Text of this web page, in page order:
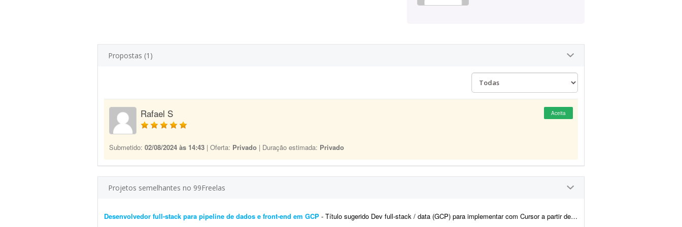
Propostas (1)
Rafael S Aceita
Submetido: 02/08/2024 às 14:43 | Oferta: Privado | Duração estimada: Privado
Projetos semelhantes no 99Freelas
Desenvolvedor full-stack para pipeline de dados e front-end em GCP - Título sugerido Dev full-stack / data (GCP) para implementar com Cursor a partir de arquitetura já definida Sobre o projeto Estou construindo um ecossistema de dados e uma aplica&cce...